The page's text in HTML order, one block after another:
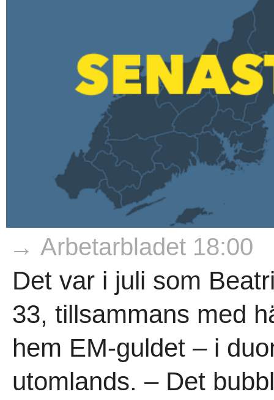
→ Arbetarbladet 18:00
Det var i juli som
33, tillsammans med
hem EM-guldet – i
utomlands. – Det